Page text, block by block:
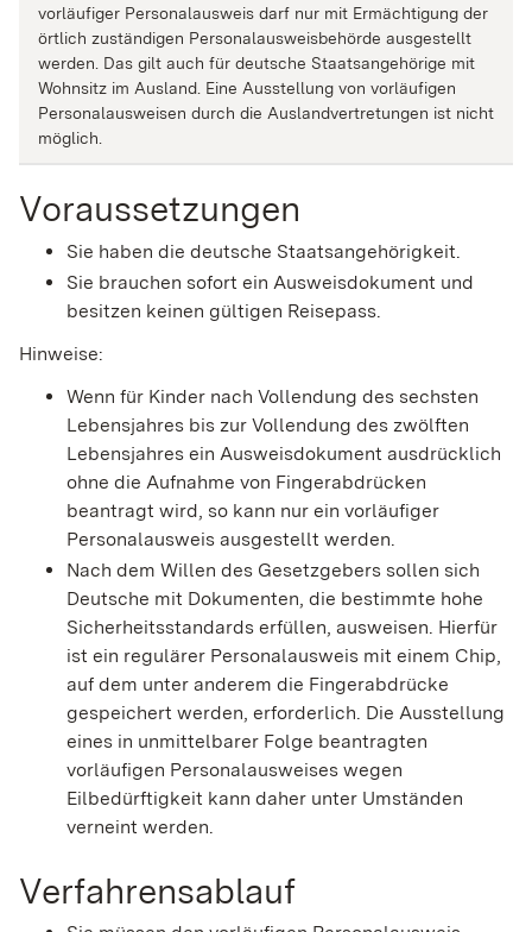
vorläufiger Personalausweis darf nur mit Ermächtigung der
örtlich zuständigen Personalausweisbehörde ausgestellt
werden. Das gilt auch für deutsche Staatsangehörige mit
Wohnsitz im Ausland. Eine Ausstellung von vorläufigen
Personalausweisen durch die Auslandvertretungen ist nicht
möglich.
Voraussetzungen
Sie haben die deutsche Staatsangehörigkeit.
Sie brauchen sofort ein Ausweisdokument und
besitzen keinen gültigen Reisepass.
Hinweise:
Wenn für Kinder nach Vollendung des sechsten
Lebensjahres bis zur Vollendung des zwölften
Lebensjahres ein Ausweisdokument ausdrücklich
ohne die Aufnahme von Fingerabdrücken
beantragt wird, so kann nur ein vorläufiger
Personalausweis ausgestellt werden
Nach dem Willen des Gesetzgebers sollen sich
Deutsche mit Dokumenten, die bestimmte hohe
Sicherheitsstandards erfüllen, ausweisen. Hierfür
ist ein regulärer Personalausweis mit einem Chip,
auf dem unter anderem die Fingerabdrücke
gespeichert werden, erforderlich. Die Ausstellung
eines in unmittelbarer Folge beantragten
vorläufigen Personalausweises wegen
Eilbedürftigkeit kann daher unter Umständen
verneint werden.
Verfahrensablauf